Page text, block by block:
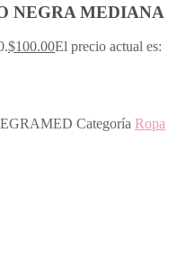
NEGRA MEDIANA
$100.00El precio actual es:
Categoría Ropa